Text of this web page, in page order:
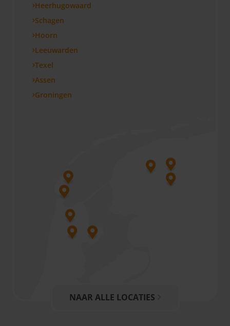
Heerhugowaard
Schagen
Hoorn
Leeuwarden
Texel
Assen
Groningen
NAAR ALLE LOCATIES